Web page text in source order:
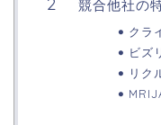
競合他社の
クラ
ビズ
リク